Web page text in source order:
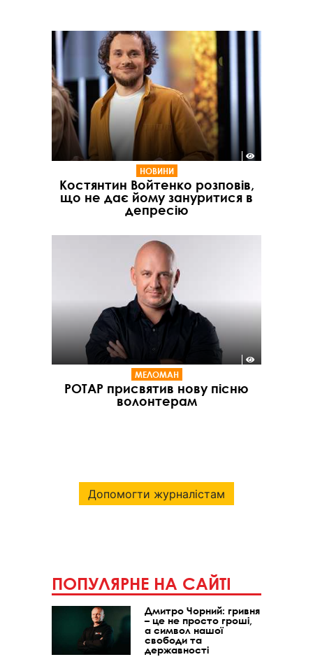
НОВИНИ
Костянтин Войтенко розповів,
що не дає йому зануритися в
депресію
МЕЛОМАН
POTAP присвятив нову пісню
волонтерам
Допомогти журналістам
ПОПУЛЯРНЕ НА САЙТІ
Дмитро Чорний: гривня
– це не просто гроші,
а символ нашої
свободи та
державності